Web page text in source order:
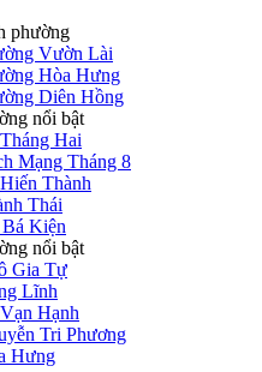
phường
Vườn Lài
Hòa Hưng
Diên Hồng
nổi bật
Hai
Mạng Tháng 8
Thành
Thái
Kiện
nổi bật
Gia Tự
Lĩnh
Hạnh
Tri Phương
Hưng